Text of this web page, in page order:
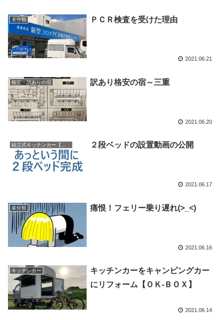
未分類 ＰＣＲ検査を受けた理由
2021.06.21
格安・訳ありの宿 訳あり格安の宿～三重
2021.06.20
組立式キッチンカー【ＯＫ-ＢＯＸ】 ２段ベッドの設置動画の公開
2021.06.17
未分類 痛恨！フェリー乗り遅れ(>_<)
2021.06.16
キッチンカー
キッチンカーをキャンピングカー
にリフォーム【ＯＫ-ＢＯＸ】
2021.06.14